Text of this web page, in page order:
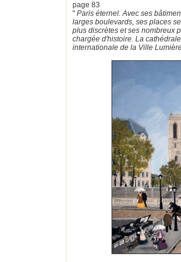
page 83
" Paris éternel. Avec ses
larges boulevards, ses places
plus discrètes et ses nombreux
chargée d'histoire. La
internationale de la Ville